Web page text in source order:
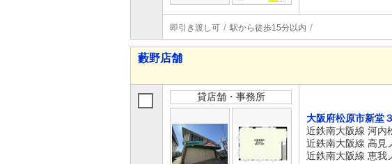
即引き渡し可 駅から徒歩15分以内
藪野店舗
貸店舗・事務所
大阪府松原市新堂
近鉄南大阪線 河内
近鉄南大阪線 高見
近鉄南大阪線 恵我